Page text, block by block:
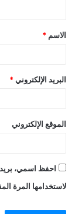
الاسم *
البريد الإلكتروني *
الموقع الإلكتروني
احفظ اسمي،
لاستخدامها المرة